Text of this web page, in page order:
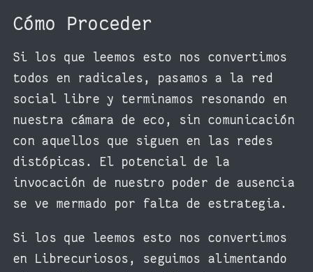
Cómo Proceder
Si los que leemos esto nos convertimos
todos en radicales, pasamos a la red
social libre y terminamos resonando en
nuestra cámara de eco, sin comunicación
con aquellos que siguen en las redes
distópicas. El potencial de la
invocación de nuestro poder de ausencia
se ve mermado por falta de estrategia.
Si los que leemos esto nos convertimos
en Librecuriosos, seguimos alimentando